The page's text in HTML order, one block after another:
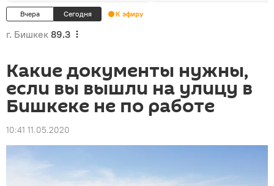
Вчера Сегодня К эфиру
г. Бишкек 89.3
Какие документы нужны,
если вы вышли на улицу в
Бишкеке не по работе
10:41 11.05.2020